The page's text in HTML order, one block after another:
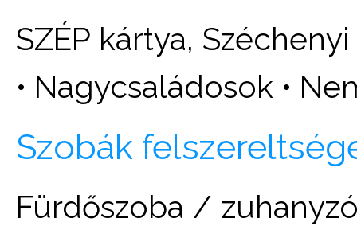
SZÉP kártya,
• Nagycsaládosok •
Szobák
Fürdőszoba /